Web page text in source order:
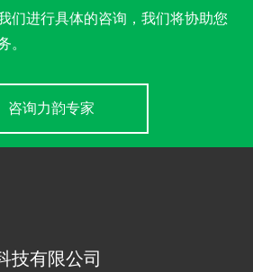
们进行具体的咨询，我们将协助您
。
咨询力韵专家
技有限公司